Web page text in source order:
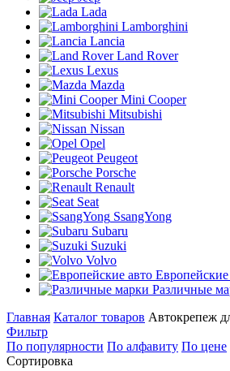
Lada
Lamborghini
Lancia
Land Rover
Lexus
Mazda
Mini Cooper
Mitsubishi
Nissan
Opel
Peugeot
Porsche
Renault
Seat
SsangYong
Subaru
Suzuki
Volvo
Европейские
Различные
Главная Каталог товаров Автокрепеж
Фильтр
По популярности По алфавиту По цене
Сортировка